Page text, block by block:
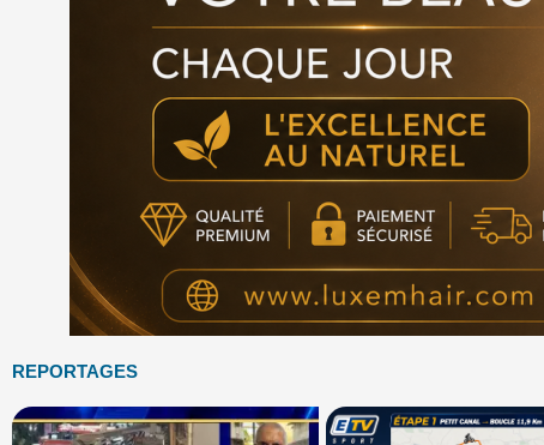
REPORTAGES